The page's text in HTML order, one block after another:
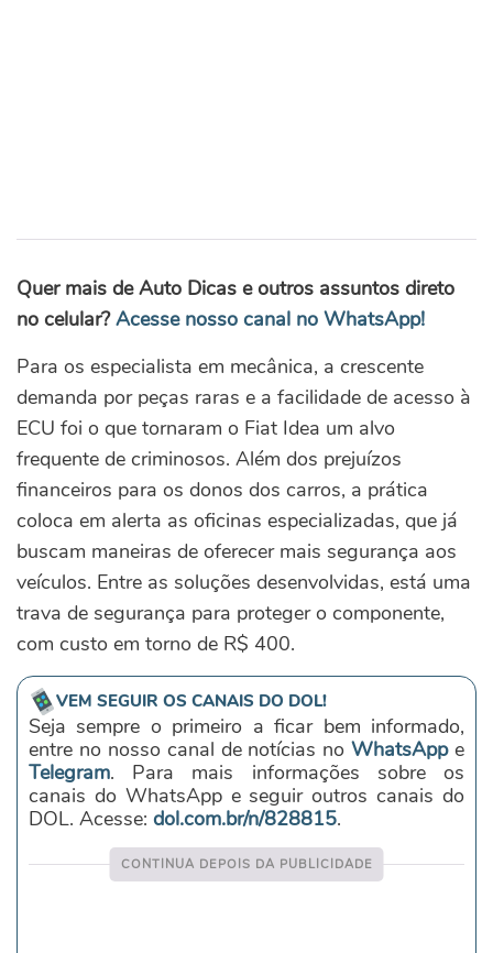
Quer mais de Auto Dicas e outros assuntos direto
no celular?Acesse nosso canal no WhatsApp!
Para os especialista em mecânica, a crescente
demanda por peças raras e a facilidade de acesso à
ECU foi o que tornaram o Fiat Idea um alvo
frequente de criminosos. Além dos prejuízos
financeiros para os donos dos carros, a prática
coloca em alerta as oficinas especializadas, que já
buscam maneiras de oferecer mais segurança aos
veículos. Entre as soluções desenvolvidas, está uma
trava de segurança para proteger o componente,
com custo em torno de R$ 400.
VEM SEGUIR OS CANAIS DO DOL!
Seja sempre o primeiro a ficar bem informado,
entre no nosso canal de notícias noWhatsAppe
Telegram. Para mais informações sobre os
canais do WhatsApp e seguir outros canais do
DOL. Acesse: dol.com.br/n/828815.